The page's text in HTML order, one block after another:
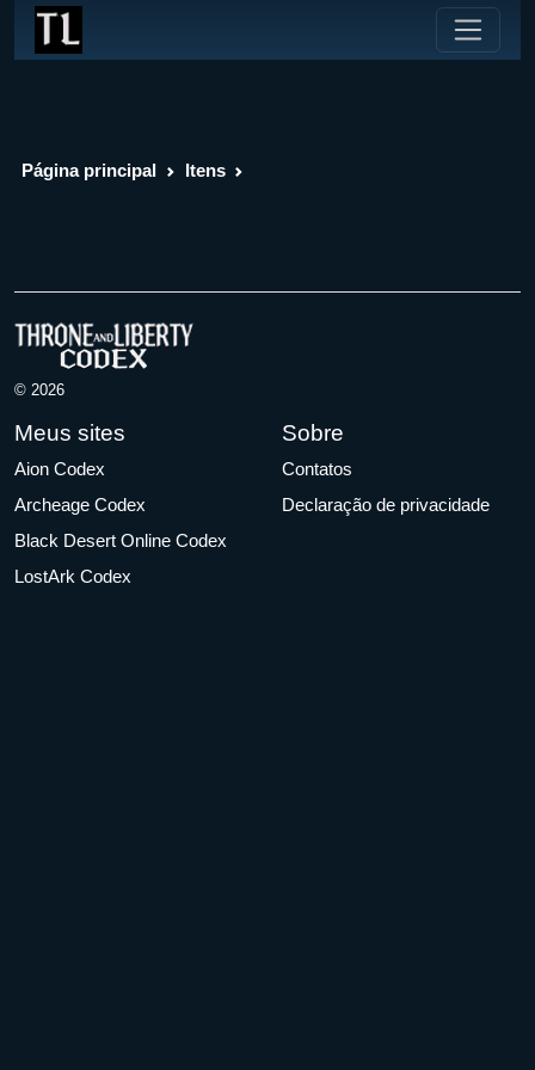
Página principal Itens
© 2026
Meus sites
Aion Codex
Archeage Codex
Black Desert Online Codex
LostArk Codex
Sobre
Contatos
Declaração de privacidade